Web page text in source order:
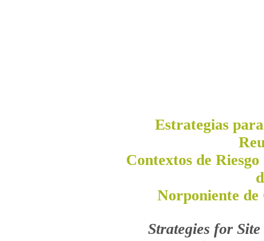
Estrategias
Contextos de
Norponiente
Strategies for